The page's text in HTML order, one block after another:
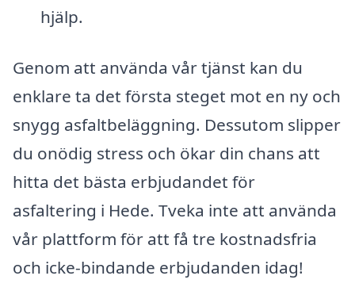
hjälp.
Genom att använda vår tjänst kan du
enklare ta det första steget mot en ny och
snygg asfaltbeläggning. Dessutom slipper
du onödig stress och ökar din chans att
hitta det bästa erbjudandet för
asfaltering i Hede. Tveka inte att använda
vår plattform för att få tre kostnadsfria
och icke-bindande erbjudanden idag!